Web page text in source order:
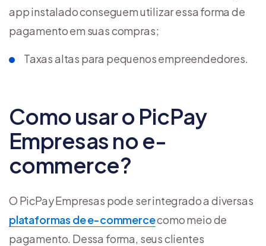
app instalado conseguem utilizar essa forma de
pagamento em suas compras;
Taxas altas para pequenos empreendedores.
Como usar o PicPay
Empresas no e-
commerce?
O PicPay Empresas pode ser integrado a diversas
plataformas de e-commercecomo meio de
pagamento. Dessa forma, seus clientes